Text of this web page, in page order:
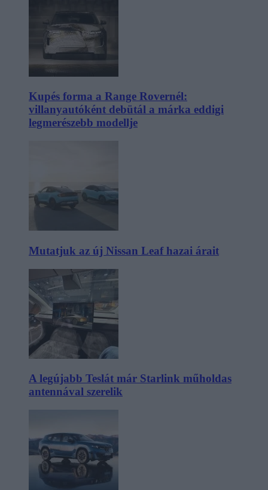
Kupés forma a Range Rovernél:
villanyautóként debütál a márka eddigi
legmerészebb modellje
Mutatjuk az új Nissan Leaf hazai árait
A legújabb Teslát már Starlink műholdas
antennával szerelik